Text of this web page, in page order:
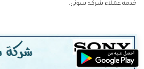
خدمه عملاء شركه سوني.